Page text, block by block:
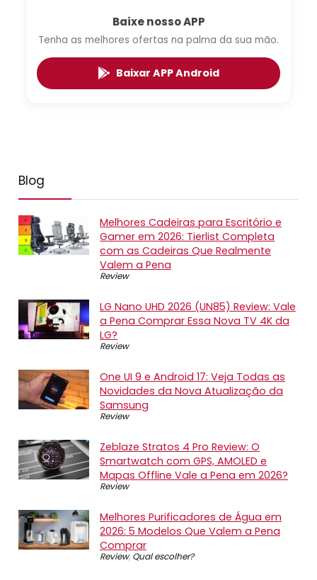
Baixe nosso APP
Tenha as melhores ofertas na palma da sua mão.
Baixar APP Android
Blog
Melhores Cadeiras para Escritório e
Gamer em 2026: Tierlist Completa
com as Cadeiras Que Realmente
Valem a Pena
Review
LG Nano UHD 2026 (UN85) Review: Vale
a Pena Comprar Essa Nova TV 4K da
LG?
Review
One UI 9 e Android 17: Veja Todas as
Novidades da Nova Atualização da
Samsung
Review
Zeblaze Stratos 4 Pro Review: O
Smartwatch com GPS, AMOLED e
Mapas Offline Vale a Pena em 2026?
Review
Melhores Purificadores de Água em
2026: 5 Modelos Que Valem a Pena
Comprar
Review, Qual escolher?